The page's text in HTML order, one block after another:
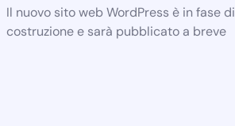
Il nuovo sito web WordPress è in fase di
costruzione e sarà pubblicato a breve